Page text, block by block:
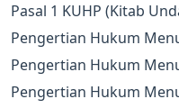
Pasal 1 KUHP (Kitab
Pengertian Hukum
Pengertian Hukum
Pengertian Hukum